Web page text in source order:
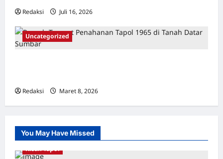
Redaksi Juli 16, 2026
Uncategorized
Redaksi Maret 8, 2026
You May Have Missed
Kisah Tapol